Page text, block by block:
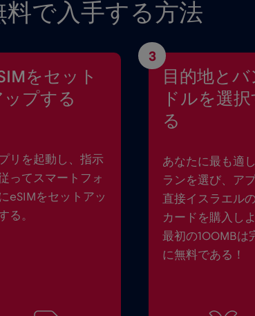
で入手する方法
をセット
ップする
リを起動し、指示
ってスマートフォ
eSIMをセットアッ
る。
3
目的地とバ
ドルを選択
る
あなたに最も適
ランを選び、ア
直接イスラエル
カードを購入しよ
最初の100MBは
に無料である！